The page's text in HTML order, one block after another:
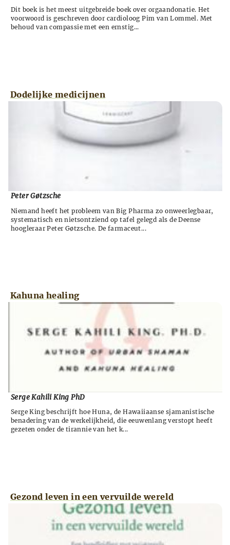
Dit boek is het meest uitgebreide boek over orgaandonatie. Het
voorwoord is geschreven door cardioloog Pim van Lommel. Met
behoud van compassie met een ernstig...
Dodelijke medicijnen
Peter Gøtzsche
Niemand heeft het probleem van Big Pharma zo onweerlegbaar,
systematisch en nietsontziend op tafel gelegd als de Deense
hoogleraar Peter Gøtzsche. De farmaceut...
Kahuna healing
Serge Kahili King PhD
Serge King beschrijft hoe Huna, de Hawaiiaanse sjamanistische
benadering van de werkelijkheid, die eeuwenlang verstopt heeft
gezeten onder de tirannie van het k...
Gezond leven in een vervuilde wereld